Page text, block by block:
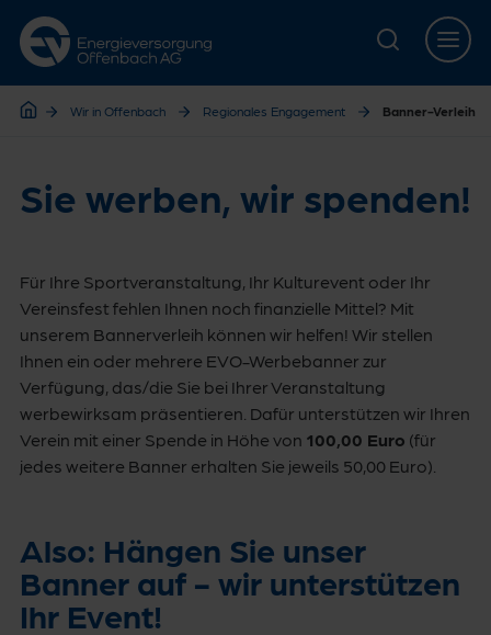
Zur Hauptnavigation springen
Zur Servicelasche springen
Zum Hauptinhalt springen
Zur Footernavigation springen
Start Wir in Offenbach Regionales Engagement Banner-Verleih
Sie werben, wir spenden!
Für Ihre Sportveranstaltung, Ihr Kulturevent oder Ihr
Vereinsfest fehlen Ihnen noch finanzielle Mittel? Mit
unserem Bannerverleih können wir helfen! Wir stellen
Ihnen ein oder mehrere EVO-Werbebanner zur
Verfügung, das/die Sie bei Ihrer Veranstaltung
werbewirksam präsentieren. Dafür unterstützen wir Ihren
Verein mit einer Spende in Höhe von 100,00 Euro (für
jedes weitere Banner erhalten Sie jeweils 50,00 Euro).
Also: Hängen Sie unser
Banner auf - wir unterstützen
Ihr Event!